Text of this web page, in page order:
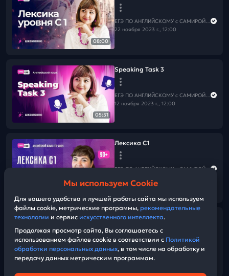
08:00
ЕГЭ ПО АНГЛИЙСКОМУ с САМИРОЙ COOLешовой
22 ноября 2023 г., 12:00
05:51
Speaking Task 3
ЕГЭ ПО АНГЛИЙСКОМУ с САМИРОЙ COOLешовой
12 ноября 2023 г., 12:00
06:32
Лексика C1
01:44:55
Причастия и модальные
вампира»
Мы используем Cookie
Для вашего удобства и лучшей работы сайта мы используем
файлы cookie, метрические программы, рекомендательные
технологии и сервис искусственного интеллекта.
Продолжая просмотр сайта, Вы соглашаетесь с
использованием файлов cookie в соответствии с Политикой
обработки персональных данных, в том числе на обработку и
передачу данных метрическим программам.